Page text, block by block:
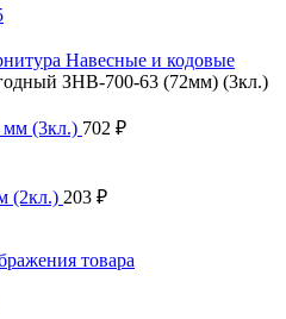
Навесные и кодовые
ЗНВ-700-63 (72мм) (3кл.)
мм (3кл.) 702 ₽
(2кл.) 203 ₽